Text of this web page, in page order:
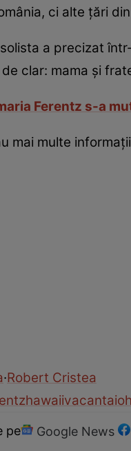
ci alte țări
a precizat
clar: mama și
Ferentz s-a
mai multe
·Robert Cristea
hawaiivacanta
pe Google News